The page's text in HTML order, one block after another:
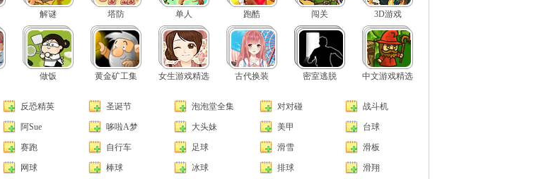
解谜 塔防 单人 跑酷 闯关 3D游戏
做饭 黄金矿工集 女生游戏精选 古代换装 密室逃脱 中文游戏精选
反恐精英 圣诞节 泡泡堂全集 对对碰 战斗机
阿Sue 哆啦A梦 大头妹 美甲 台球
赛跑 自行车 足球 滑雪 滑板
网球 棒球 冰球 排球 滑翔